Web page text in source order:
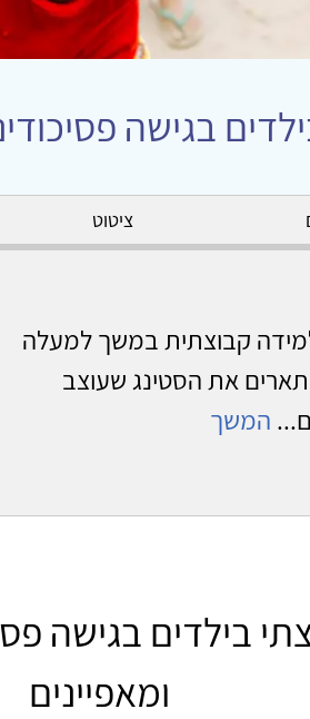
בגישה
ציטוט
קבוצתית במשך למעלה
את הסטינג שעוצב
המשך
בילדים בגישה
ומאפיינים